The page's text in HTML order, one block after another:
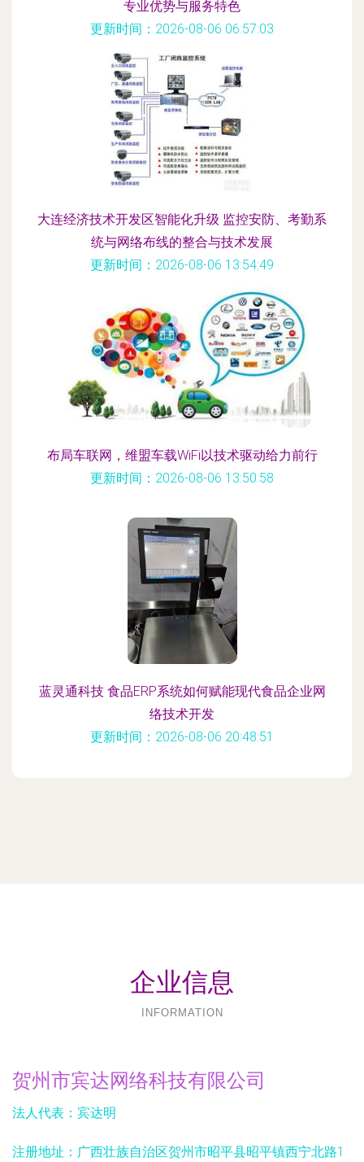
专业优势与服务特色
更新时间：2026-08-06 06:57:03
大连经济技术开发区智能化升级 监控安防、考勤系
统与网络布线的整合与技术发展
更新时间：2026-08-06 13:54:49
布局车联网，维盟车载WiFi以技术驱动给力前行
更新时间：2026-08-06 13:50:58
蓝灵通科技 食品ERP系统如何赋能现代食品企业网
络技术开发
更新时间：2026-08-06 20:48:51
企业信息
INFORMATION
贺州市宾达网络科技有限公司
法人代表： 宾达明
注册地址： 广西壮族自治区贺州市昭平县昭平镇西宁北路1